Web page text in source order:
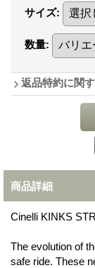
サイズ:
数量:
返品特約に関
商品詳細
Cinelli KINKS
The evolution of
safe ride. These